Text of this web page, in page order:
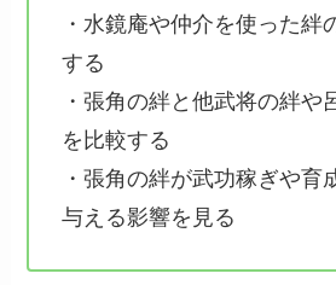
・水鏡庵や仲介を使った絆
する
・張角の絆と他武将の絆や
を比較する
・張角の絆が武功稼ぎや育
与える影響を見る